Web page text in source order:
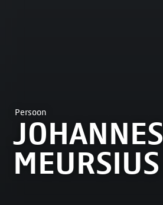
Persoon
JOHANNES
MEURSIUS